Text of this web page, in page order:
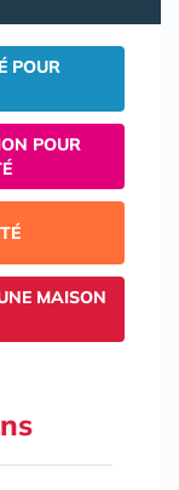
POUR
POUR
MAISON